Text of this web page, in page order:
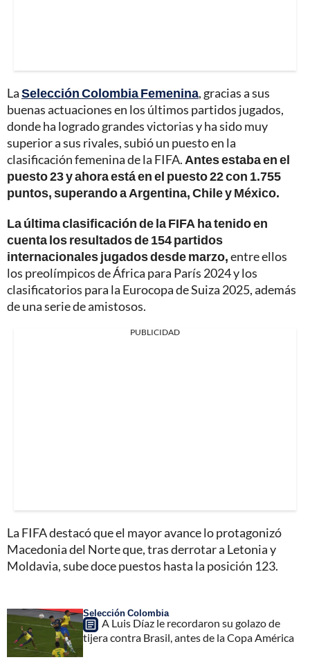
LaSelección Colombia Femenina, gracias a sus
buenas actuaciones en los últimos partidos jugados,
donde ha logrado grandes victorias y ha sido muy
superior a sus rivales, subió un puesto en la
clasificación femenina de la FIFA.Antes estaba en el
puesto 23 y ahora está en el puesto 22 con 1.755
puntos, superando a Argentina, Chile y México.
La última clasificación de la FIFA ha tenido en
cuenta los resultados de 154 partidos
internacionales jugados desde marzo,entre ellos
los preolímpicos de África para París 2024 y los
clasificatorios para la Eurocopa de Suiza 2025, además
de una serie de amistosos.
PUBLICIDAD
La FIFA destacó que el mayor avance lo protagonizó
Macedonia del Norte que, tras derrotar a Letonia y
Moldavia, sube doce puestos hasta la posición 123.
Selección Colombia
A Luis Díaz le recordaron su golazo de
tijera contra Brasil, antes de la Copa América